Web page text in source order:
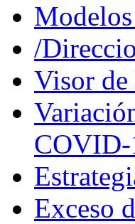
/
Visor de
COVID-
Exceso